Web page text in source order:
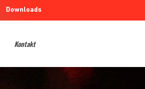
Downloads
Kontakt